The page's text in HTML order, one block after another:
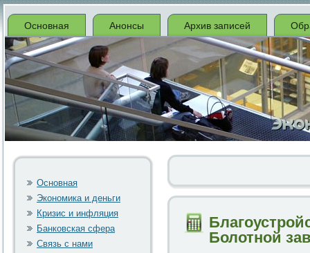
Основная Анонсы Архив записей
Основная
Экономика и деньги
Кризис и инфляция
Банковская сфера
Связь с нами
Болотной